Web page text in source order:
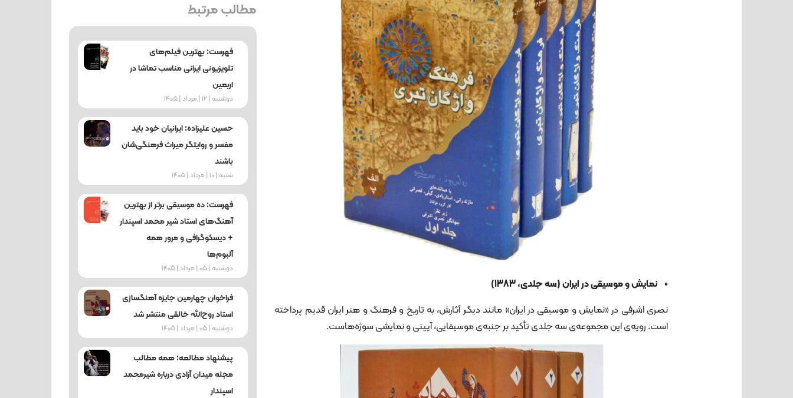
• نمایش و موسیقی در ایران (سه ‌جلدی، 1383)
نصری اشرفی در «نمایش و موسیقی در ایران» مانند دیگر آثارش، به تاریخ و فرهنگ و هنر ایران قدیم پرداخته‌
است. رویه‌ی این مجموعه‌ی سه جلدی تأکید بر جنبه‌ی موسیقایی، آیینی و نمایشی سوژه‌هاست.
مطالب مرتبط
فهرست: بهترین فیلم‌های
تلویزیونی ایرانی مناسب تماشا در
اربعین
دوشنبه | 12 | مرداد | 1405
حسین علیزاده: ایرانیان خود باید
مفسر و روایتگر میراث فرهنگی‌شان
باشند
شنبه | 10 | مرداد | 1405
فهرست: ده موسیقی برتر از بهترین
آهنگ‌های استاد شیر محمد اسپندار
+ دیسکوگرافی و مرور همه
آلبوم‌ها
دوشنبه | 05 | مرداد | 1405
فراخوان چهارمین جایزه آهنگسازی
استاد روح‌الله خالقی منتشر شد
دوشنبه | 05 | مرداد | 1405
پیشنهاد مطالعه: همه مطالب
مجله میدان آزادی درباره شیرمحمد
اسپندار